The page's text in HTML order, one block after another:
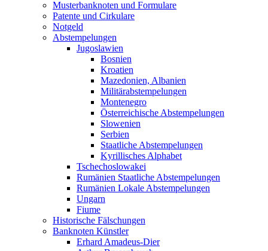
Musterbanknoten und Formulare
Patente und Cirkulare
Notgeld
Abstempelungen
Jugoslawien
Bosnien
Kroatien
Mazedonien, Albanien
Militärabstempelungen
Montenegro
Österreichische Abstempelungen
Slowenien
Serbien
Staatliche Abstempelungen
Kyrillisches Alphabet
Tschechoslowakei
Rumänien Staatliche Abstempelungen
Rumänien Lokale Abstempelungen
Ungarn
Fiume
Historische Fälschungen
Banknoten Künstler
Erhard Amadeus-Dier